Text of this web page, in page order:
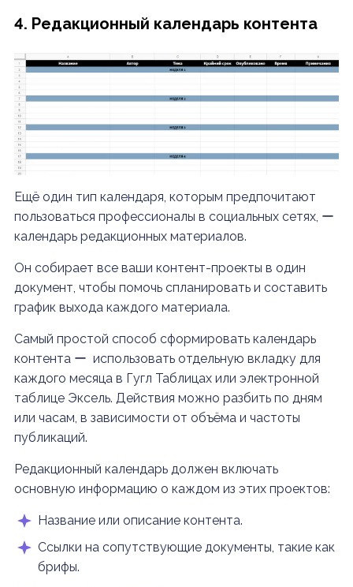
4. Редакционный календарь контента
Ещё один тип календаря, которым предпочитают
пользоваться профессионалы в социальных сетях, ー
календарь редакционных материалов.
Он собирает все ваши контент-проекты в один
документ, чтобы помочь спланировать и составить
график выхода каждого материала.
Самый простой способ сформировать календарь
контента ー использовать отдельную вкладку для
каждого месяца в Гугл Таблицах или электронной
таблице Эксель. Действия можно разбить по дням
или часам, в зависимости от объёма и частоты
публикаций.
Редакционный календарь должен включать
основную информацию о каждом из этих проектов:
Название или описание контента.
Ссылки на сопутствующие документы, такие как
брифы.